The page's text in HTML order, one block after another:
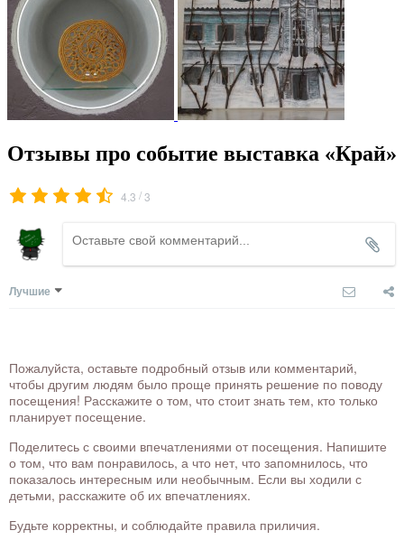
Отзывы про событие выставка «Край»
4.3 /3
Лучшие
Пожалуйста, оставьте подробный отзыв или комментарий,
чтобы другим людям было проще принять решение по поводу
посещения! Расскажите о том, что стоит знать тем, кто только
планирует посещение.
Поделитесь с своими впечатлениями от посещения. Напишите
о том, что вам понравилось, а что нет, что запомнилось, что
показалось интересным или необычным. Если вы ходили с
детьми, расскажите об их впечатлениях.
Будьте корректны, и соблюдайте правила приличия.